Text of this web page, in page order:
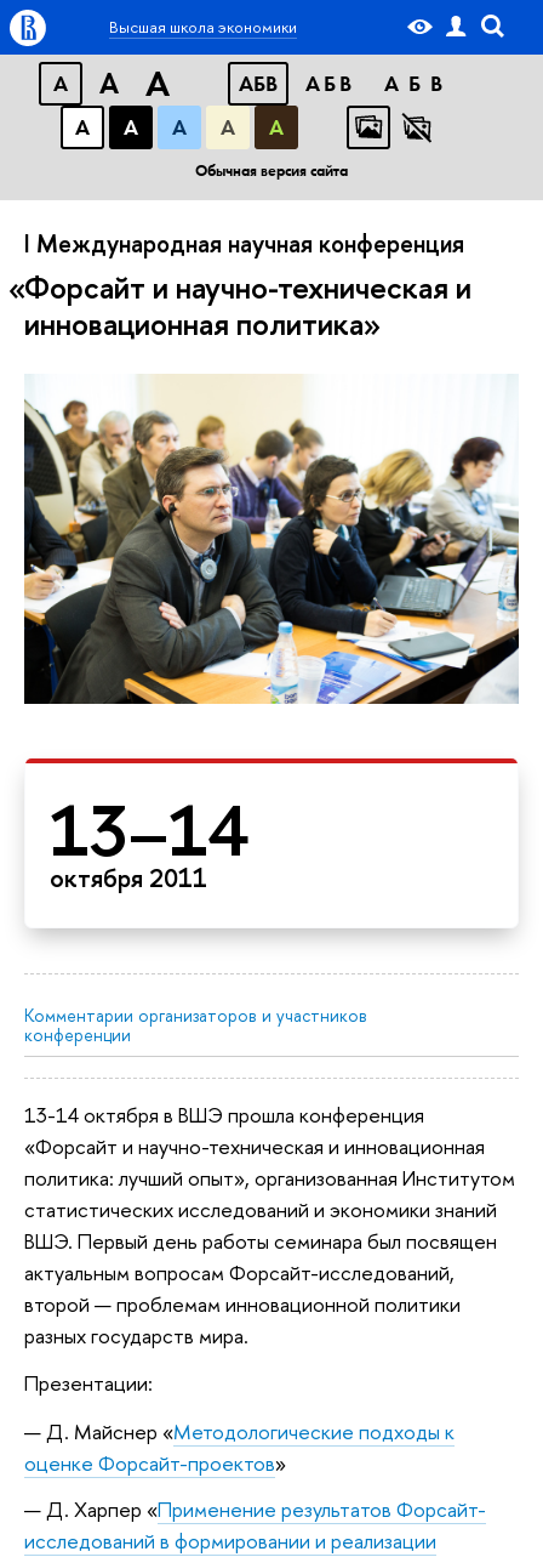
A A A АБВ АБВ
АБВ
А
А А А А
Обычная версия сайта
Высшая школа экономики
I Международная научная конференция
Форсайт и научно-техническая и
инновационная политика
13–14
октября 2011
Комментарии организаторов и участников
конференции
13-14 октября в ВШЭ прошла конференция
«Форсайт и научно-техническая и инновационная
политика: лучший опыт», организованная Институтом
статистических исследований и экономики знаний
ВШЭ. Первый день работы семинара был посвящен
актуальным вопросам Форсайт-исследований,
второй — проблемам инновационной политики
разных государств мира.
Презентации:
Д. Майснер «Методологические подходы к
оценке Форсайт-проектов»
Д. Харпер «Применение результатов Форсайт-
исследований в формировании и реализации